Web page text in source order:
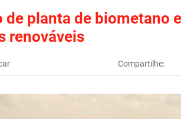
planta de biometano e
renováveis
Compartilhe: